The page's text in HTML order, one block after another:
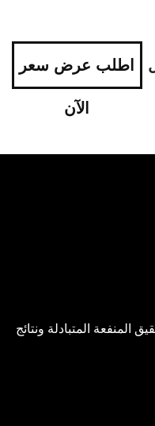
اطلب عرض سعر
الآن
المنفعة المتبادلة ونتائج